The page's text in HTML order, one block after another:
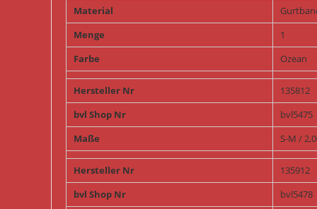
Material
Menge
1
Farbe
Ozean
Hersteller Nr
135812
bvl Shop Nr
bvl5475
Maße
S-M /
Hersteller Nr
135912
bvl Shop Nr
bvl5478